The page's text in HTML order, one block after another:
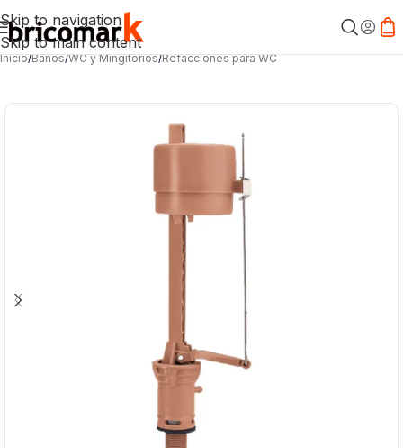
Skip to navigation
Skip to main content
Inicio/Baños/WC y Mingitorios/Refacciones para WC